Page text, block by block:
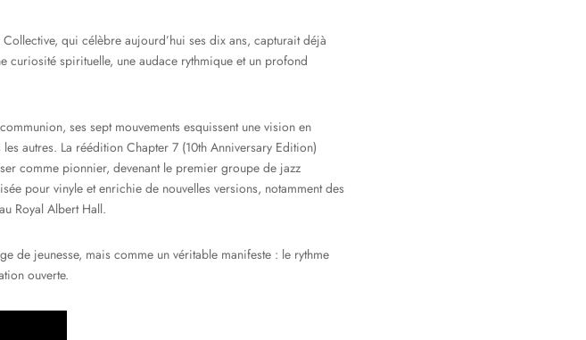
qui célèbre aujourd’hui ses dix ans, capturait déjà
curiosité spirituelle, une audace rythmique et un profond
ses sept mouvements esquissent une vision en
autres. La réédition Chapter 7 (10th Anniversary Edition)
comme pionnier, devenant le premier groupe de jazz
pour vinyle et enrichie de nouvelles versions, notamment des
Royal Albert Hall.
de jeunesse, mais comme un véritable manifeste : le rythme
ouverte.